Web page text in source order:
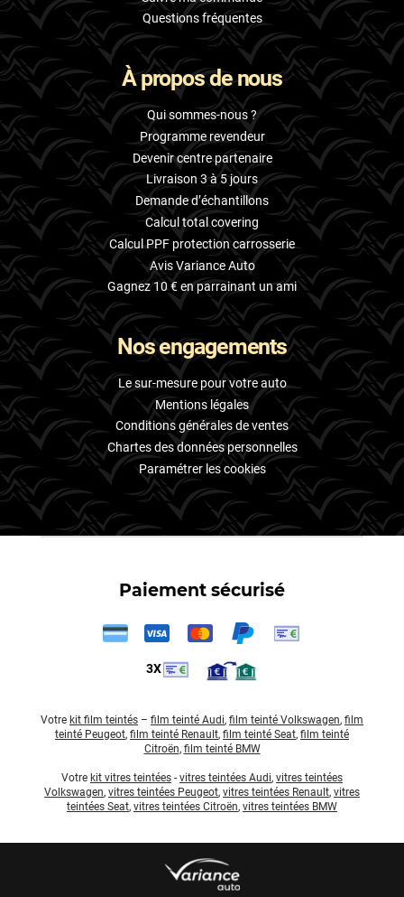
Questions fréquentes
À propos de nous
Qui sommes-nous ?
Programme revendeur
Devenir centre partenaire
Livraison 3 à 5 jours
Demande d’échantillons
Calcul total covering
Calcul PPF protection carrosserie
Avis Variance Auto
Gagnez 10 € en parrainant un ami
Nos engagements
Le sur-mesure pour votre auto
Mentions légales
Conditions générales de ventes
Chartes des données personnelles
Paramétrer les cookies
Paiement sécurisé
3X
Votre kit film teintés – film teinté Audi, film teinté Volkswagen, film
teinté Peugeot, film teinté Renault, film teinté Seat, film teinté
Citroën, film teinté BMW
Votre kit vitres teintées - vitres teintées Audi, vitres teintées
Volkswagen, vitres teintées Peugeot, vitres teintées Renault, vitres
teintées Seat, vitres teintées Citroën, vitres teintées BMW